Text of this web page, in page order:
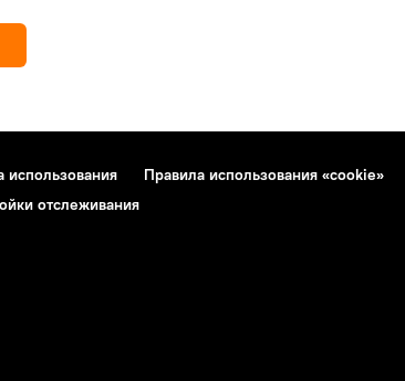
использования
Правила использования «cookie»
отслеживания